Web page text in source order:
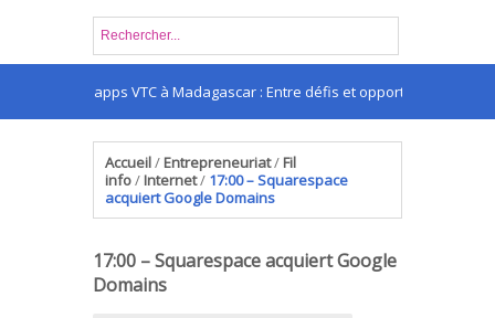
Les apps VTC à Madagascar : Entre défis et opportunités
Accueil/ Entrepreneuriat/ Fil
info/ Internet/ 17:00 – Squarespace
acquiert Google Domains
17:00 – Squarespace acquiert Google
Domains